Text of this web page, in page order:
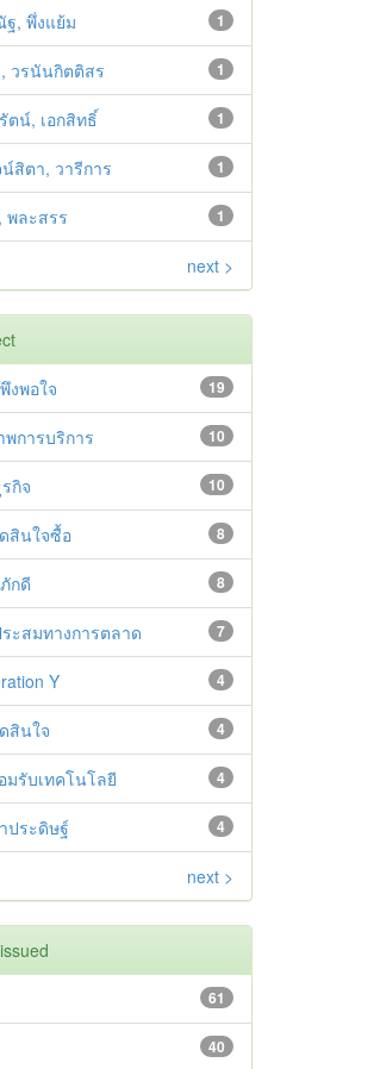
1
, พึ่งแย้ม
1
วรนันกิตติสร
1
ตน์, เอกสิทธิ์
1
สิตา, วารีการ
1
พละสรร
next >
19
งพอใจ
10
การบริการ
10
กิจ
8
สินใจซื้อ
8
กดี
7
ะสมทางการตลาด
4
Y
4
สินใจ
4
มรับเทคโนโลยี
4
ระดิษฐ์
next >
61
40